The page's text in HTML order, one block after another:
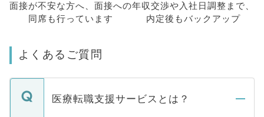
面接が不安な方へ、 面接への
同席も行っています
年収交渉や入社日調整まで、
内定後もバックアップ
よくあるご質問
医療転職支援サービスとは？